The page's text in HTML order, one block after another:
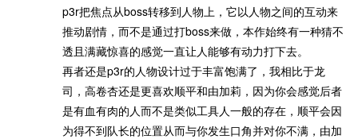
p3r把焦点从boss转移到人物上，它以人物之间的互动来
推动剧情，而不是通过打boss来做，本作始终有一种猜不
透且满藏惊喜的感觉一直让人能够有动力打下去。
再者还是p3r的人物设计过于丰富饱满了，我相比于龙
司，高卷杏还是更喜欢顺平和由加莉，因为你会感觉后者
是有血有肉的人而不是类似工具人一般的存在，顺平会因
为得不到队长的位置从而与你发生口角并对你不满，由加